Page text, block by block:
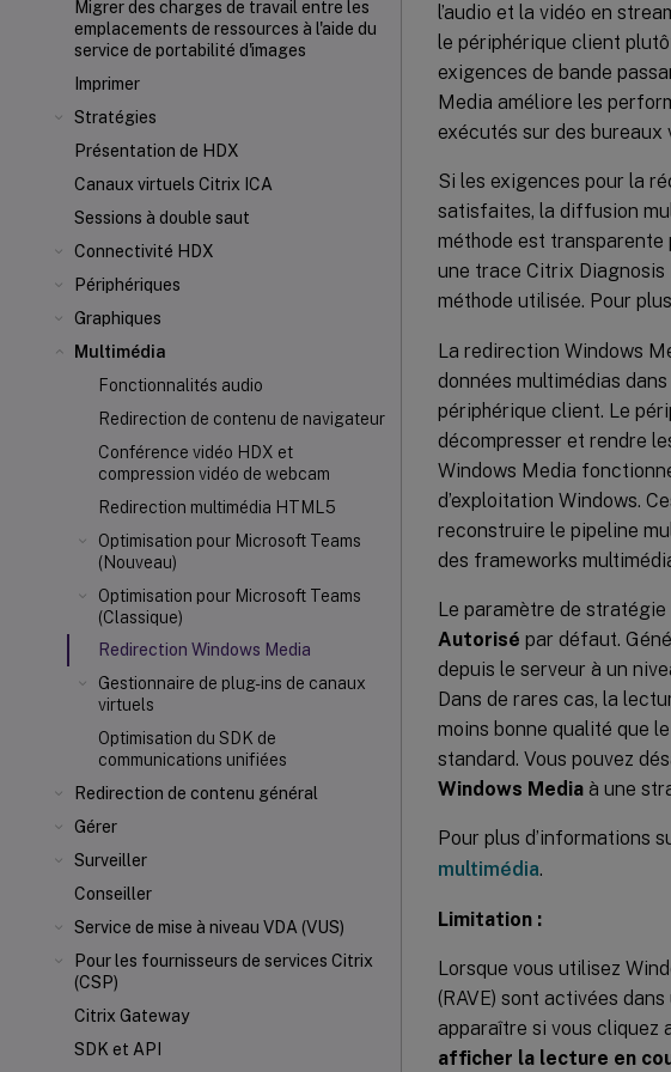
Migrer des charges de travail entre les
emplacements de ressources à l'aide du
service de portabilité d'images
Imprimer
Stratégies
Présentation de HDX
Canaux virtuels Citrix ICA
Sessions à double saut
Connectivité HDX
Périphériques
Graphiques
Multimédia
Fonctionnalités audio
Redirection de contenu de navigateur
Conférence vidéo HDX et
compression vidéo de webcam
Redirection multimédia HTML5
Optimisation pour Microsoft Teams
(Nouveau)
Optimisation pour Microsoft Teams
(Classique)
Redirection Windows Media
Gestionnaire de plug-ins de canaux
virtuels
Optimisation du SDK de
communications unifiées
Redirection de contenu général
Gérer
Surveiller
Conseiller
Service de mise à niveau VDA (VUS)
Pour les fournisseurs de services Citrix
(CSP)
Citrix Gateway
SDK et API
l’audio et la vidéo en
le périphérique client
exigences de bande
Media améliore les
exécutés sur des bureaux
Si les exigences pour la
satisfaites, la diffusion
méthode est
une trace Citrix
méthode utilisée. Pour
La redirection Windows
données multimédias
périphérique client. Le
décompresser et rendre
Windows Media
d’exploitation Windows.
reconstruire le pipeline
des frameworks
Le paramètre de stratégie
Autorisé par défaut.
depuis le serveur à un
Dans de rares cas, la
moins bonne qualité que
standard. Vous pouvez
Windows Media à une
Pour plus d’informations
multimédia.
Limitation :
Lorsque vous utilisez
(RAVE) sont activées
apparaître si vous cliquez
afficher la lecture en